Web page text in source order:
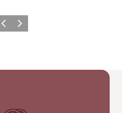
ZurückWeiter